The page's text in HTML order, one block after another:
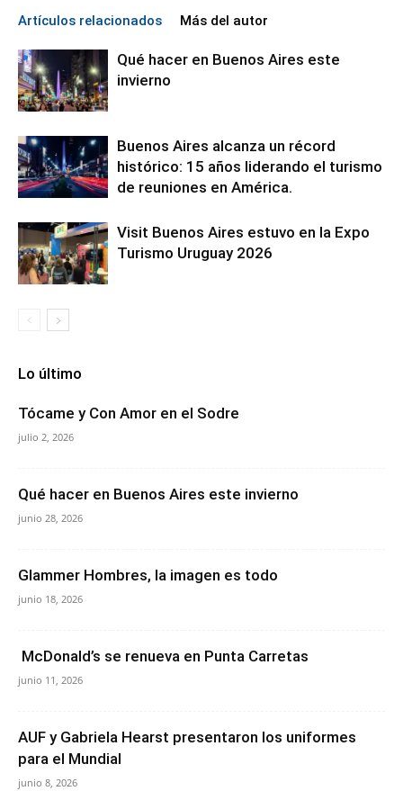
Artículos relacionados Más del autor
Qué hacer en Buenos Aires este
invierno
Buenos Aires alcanza un récord
histórico: 15 años liderando el turismo
de reuniones en América.
Visit Buenos Aires estuvo en la Expo
Turismo Uruguay 2026
Lo último
Tócame y Con Amor en el Sodre
julio 2, 2026
Qué hacer en Buenos Aires este invierno
junio 28, 2026
Glammer Hombres, la imagen es todo
junio 18, 2026
McDonald’s se renueva en Punta Carretas
junio 11, 2026
AUF y Gabriela Hearst presentaron los uniformes
para el Mundial
junio 8, 2026